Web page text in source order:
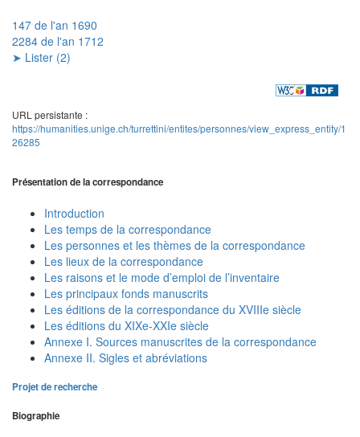
147 de l'an 1690
2284 de l'an 1712
➤ Lister (2)
URL persistante :
https://humanities.unige.ch/turrettini/entites/personnes/view_express_entity/1
26285
Présentation de la correspondance
Introduction
Les temps de la correspondance
Les personnes et les thèmes de la correspondance
Les lieux de la correspondance
Les raisons et le mode d’emploi de l’inventaire
Les principaux fonds manuscrits
Les éditions de la correspondance du XVIIIe siècle
Les éditions du XIXe-XXIe siècle
Annexe I. Sources manuscrites de la correspondance
Annexe II. Sigles et abréviations
Projet de recherche
Biographie